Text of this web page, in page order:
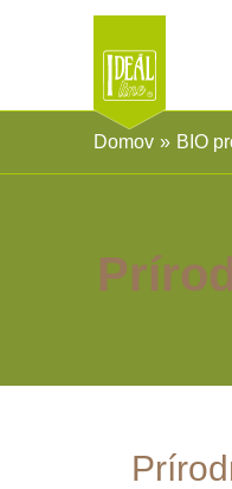
Domov BIO